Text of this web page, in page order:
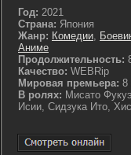
Год: 2021
Страна: Япония
Жанр: Комедии,
Аниме
Продолжительность:
Качество: WEBRip
Мировая премьера: 8
В ролях: Мисато
Исии, Сидзука Ито,